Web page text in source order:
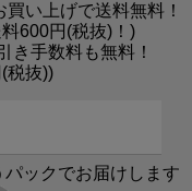
い上げで送料無料！
600円(税抜)！)
き手数料も無料！
税抜))
ックでお届けします